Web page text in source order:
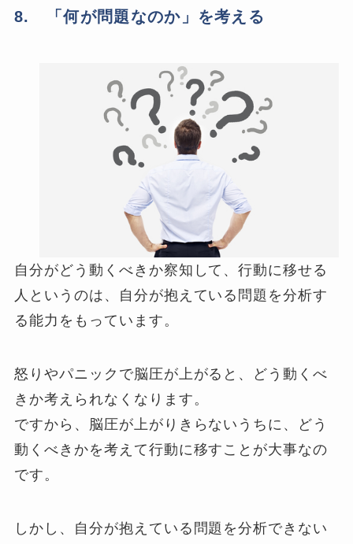
8. 「何が問題なのか」を考える
自分がどう動くべきか察知して、行動に移せる
人というのは、自分が抱えている問題を分析す
る能力をもっています。
怒りやパニックで脳圧が上がると、どう動くべ
きか考えられなくなります。
ですから、脳圧が上がりきらないうちに、どう
動くべきかを考えて行動に移すことが大事なの
です。
しかし、自分が抱えている問題を分析できない